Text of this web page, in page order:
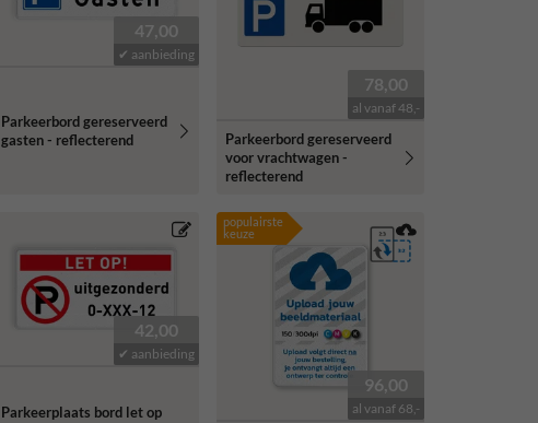
47,00
✔ aanbieding
Parkeerbord gereserveerd
gasten - reflecterend
78,00
al vanaf 48,-
Parkeerbord gereserveerd
voor vrachtwagen -
reflecterend
42,00
✔ aanbieding
Parkeerplaats bord let op
populairste
keuze
96,00
al vanaf 68,-